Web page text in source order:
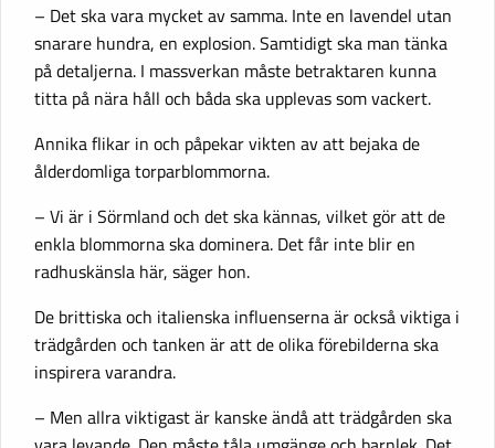
– Det ska vara mycket av samma. Inte en lavendel utan
snarare hundra, en explosion. Samtidigt ska man tänka
på detaljerna. I massverkan måste betraktaren kunna
titta på nära håll och båda ska upplevas som vackert.
Annika flikar in och påpekar vikten av att bejaka de
ålderdomliga torparblommorna.
– Vi är i Sörmland och det ska kännas, vilket gör att de
enkla blommorna ska dominera. Det får inte blir en
radhuskänsla här, säger hon.
De brittiska och italienska influenserna är också viktiga i
trädgården och tanken är att de olika förebilderna ska
inspirera varandra.
– Men allra viktigast är kanske ändå att trädgården ska